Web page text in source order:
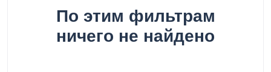
По этим фильтрам
ничего не найдено